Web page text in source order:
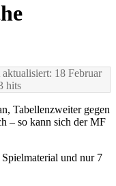
aktualisiert: 18 Februar
hits
Tabellenzweiter gegen
– so kann sich der MF
und nur 7